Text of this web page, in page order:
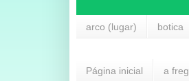
arco (lugar) botica
Página inicial a